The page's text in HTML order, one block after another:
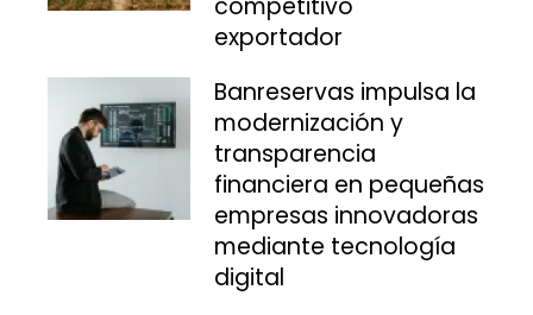
competitivo
exportador
Banreservas impulsa la
modernización y
transparencia
financiera en pequeñas
empresas innovadoras
mediante tecnología
digital